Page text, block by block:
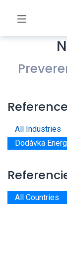
All Industries
Dodávka
All Countries